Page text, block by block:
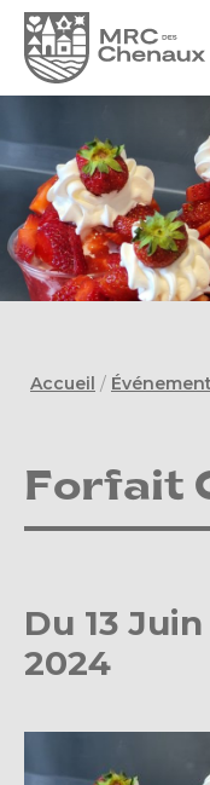
Accueil /
Forfait
Du 13
2024